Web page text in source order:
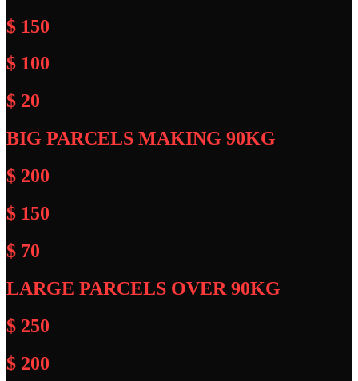
$ 150
$ 100
$ 20
BIG PARCELS MAKING 90KG
$ 200
$ 150
$ 70
LARGE PARCELS OVER 90KG
$ 250
$ 200